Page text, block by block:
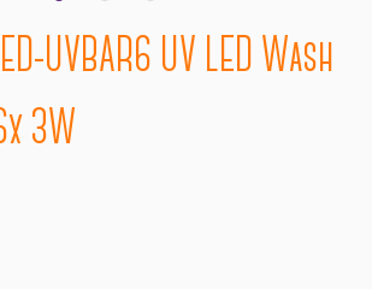
UVBAR6 UV LED Wash
3W